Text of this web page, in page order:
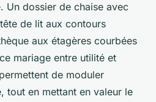
Un dossier de chaise avec
de lit aux contours
aux étagères courbées
mariage entre utilité et
de moduler
tout en mettant en valeur le